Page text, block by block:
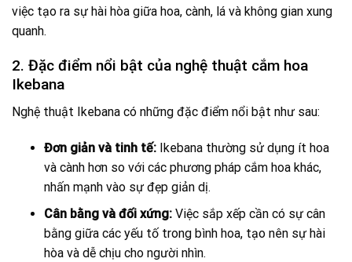
việc tạo ra sự hài hòa giữa hoa, cành, lá và không gian xung
quanh.
2. Đặc điểm nổi bật của nghệ thuật cắm hoa
Ikebana
Nghệ thuật Ikebana có những đặc điểm nổi bật như sau:
Đơn giản và tinh tế:Ikebana thường sử dụng ít hoa
và cành hơn so với các phương pháp cắm hoa khác,
nhấn mạnh vào sự đẹp giản dị.
Cân bằng và đối xứng:Việc sắp xếp cần có sự cân
bằng giữa các yếu tố trong bình hoa, tạo nên sự hài
hòa và dễ chịu cho người nhìn.